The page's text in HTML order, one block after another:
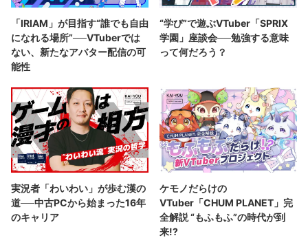
「IRIAM」が目指す“誰でも自由
になれる場所”──VTuberでは
ない、新たなアバター配信の可
能性
“学び”で遊ぶVTuber「SPRIX
学園」座談会──勉強する意味
って何だろう？
実況者「わいわい」が歩む漢の
道──中古PCから始まった16年
のキャリア
ケモノだらけの
VTuber「CHUM PLANET」完
全解説 “もふもふ”の時代が到
来!?